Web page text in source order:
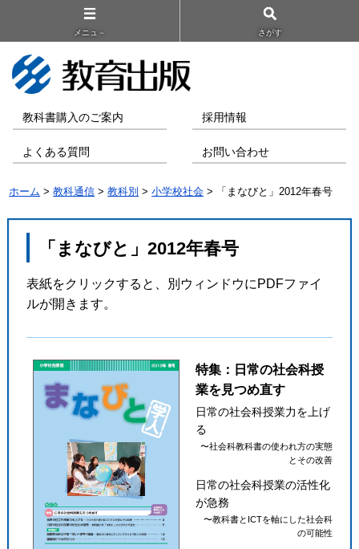
メニュ－ さがす
教科書購入のご案内 採用情報
よくある質問 お問い合わせ
ホーム >教科通信 >教科別 >小学校社会 > 「まなびと」2012年春号
「まなびと」2012年春号
表紙をクリックすると、別ウィンドウにPDFファイ
ルが開きます。
特集：日常の社会科授
業を見つめ直す
日常の社会科授業力を上げ
る
〜社会科教科書の使われ方の実態
とその改善
日常の社会科授業の活性化
が急務
〜教科書とICTを軸にした社会科
の可能性